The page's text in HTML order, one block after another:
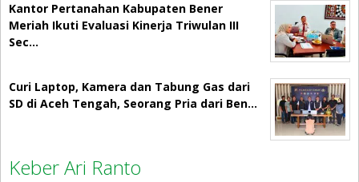
Kantor Pertanahan Kabupaten Bener
Meriah Ikuti Evaluasi Kinerja Triwulan III
Sec…
Curi Laptop, Kamera dan Tabung Gas dari
SD di Aceh Tengah, Seorang Pria dari Ben…
Keber Ari Ranto